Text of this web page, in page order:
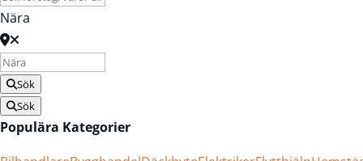
Nära
Sök
Sök
Populära Kategorier